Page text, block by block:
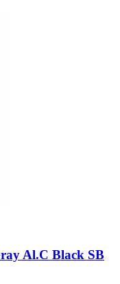
Al.C Black SB